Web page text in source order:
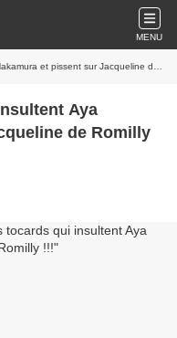
MENU
et pissent sur Jacqueline de Romilly !!!
Aya
de Romilly